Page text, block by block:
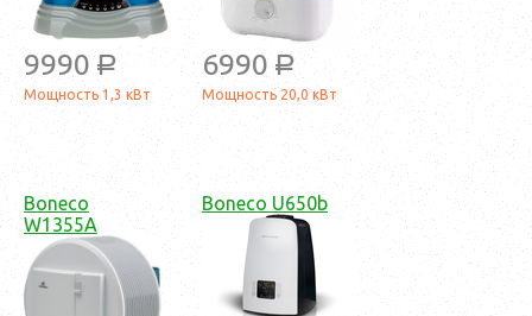
9990 a
Мощность 1,3 кВт
6990 a
Мощность 20,0 кВт
Boneco
W1355A
Boneco U650b